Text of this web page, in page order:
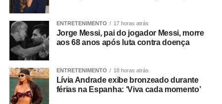
Um grande estudo publicado na revista
Nutritionavaliou dados de centenas de milhares de
pessoas e analisou a relação entre composição corporal,
força muscular e desenvolvimento de demência.
Os resultados mostraram que tanto a sarcopenia isolada
quanto a obesidade sarcopênica estavam associadas a
um risco maior de declínio cognitivo. Um dos achados
ENTRETENIMENTO 17 horas atrás
Jorge Messi, pai do jogador Messi, morre
aos 68 anos após luta contra doença
ENTRETENIMENTO 18 horas atrás
Lívia Andrade exibe bronzeado durante
férias na Espanha: ‘Viva cada momento’